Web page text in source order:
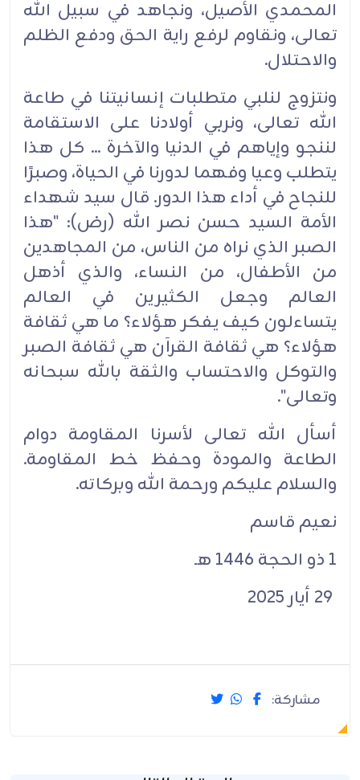
المحمدي الأصيل، ونجاهد في سبيل الله
تعالى، ونقاوم لرفع راية الحق ودفع الظلم
والاحتلال.
ونتزوج لنلبي متطلبات إنسانيتنا في طاعة
الله تعالى، ونربي أولادنا على الاستقامة
لننجو وإياهم في الدنيا والآخرة ... كل هذا
يتطلب وعيا وفهما لدورنا في الحياة، وصبرًا
للنجاح في أداء هذا الدور. قال سيد شهداء
الأمة السيد حسن نصر الله (رض): "هذا
الصبر الذي نراه من الناس، من المجاهدين
من الأطفال، من النساء، والذي أذهل
العالم وجعل الكثيرين في العالم
يتساءلون كيف يفكر هؤلاء؟ ما هي ثقافة
هؤلاء؟ هي ثقافة القرآن هي ثقافة الصبر
والتوكل والاحتساب والثقة بالله سبحانه
وتعالى".
أسأل الله تعالى لأسرنا المقاومة دوام
الطاعة والمودة وحفظ خط المقاومة.
والسلام عليكم ورحمة الله وبركاته.
نعيم قاسم
1 ذو الحجة 1446 هـ
مشاركة: